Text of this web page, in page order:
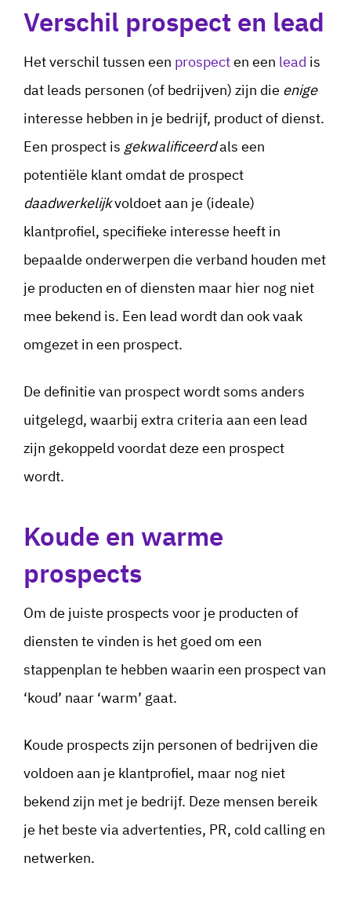
Verschil prospect en lead
Het verschil tussen een prospecten een lead is
dat leads personen (of bedrijven) zijn die enige
interesse hebben in je bedrijf, product of dienst.
Een prospect is gekwalificeerdals een
potentiële klant omdat de prospect
daadwerkelijkvoldoet aan je (ideale)
klantprofiel, specifieke interesse heeft in
bepaalde onderwerpen die verband houden met
je producten en of diensten maar hier nog niet
mee bekend is. Een lead wordt dan ook vaak
omgezet in een prospect.
De definitie van prospect wordt soms anders
uitgelegd, waarbij extra criteria aan een lead
zijn gekoppeld voordat deze een prospect
wordt.
Koude en warme
prospects
Om de juiste prospects voor je producten of
diensten te vinden is het goed om een
stappenplan te hebben waarin een prospect van
‘koud’ naar ‘warm’ gaat.
Koude prospects zijn personen of bedrijven die
voldoen aan je klantprofiel, maar nog niet
bekend zijn met je bedrijf. Deze mensen bereik
je het beste via advertenties, PR, cold calling en
netwerken.